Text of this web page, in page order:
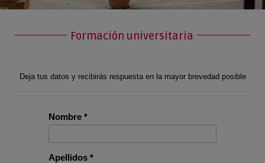
Formación universitaria
Deja tus datos y recibirás respuesta en la mayor brevedad posible
Nombre *
Apellidos *